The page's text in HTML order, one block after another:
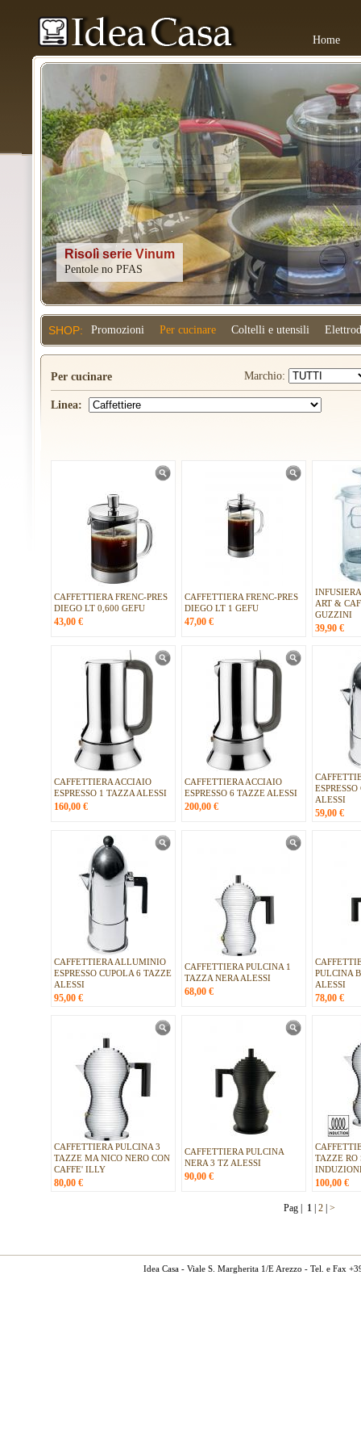
Home
Kitchenaid
SHOP: Promozioni Per cucinare Coltelli e utensili
Per cucinare Marchio:
Linea:
CAFFETTIERA FRENC-PRES
DIEGO LT 0,600 GEFU
43,00 €
CAFFETTIERA FRENC-PRES
DIEGO LT 1 GEFU
47,00 €
ART &
GUZZINI
39,90 €
CAFFETTIERA ACCIAIO
ESPRESSO 1 TAZZA ALESSI
160,00 €
CAFFETTIERA ACCIAIO
ESPRESSO 6 TAZZE ALESSI
200,00 €
ALESSI
59,00 €
CAFFETTIERA ALLUMINIO
ESPRESSO CUPOLA 6 TAZZE
ALESSI
95,00 €
CAFFETTIERA PULCINA 1
TAZZA NERA ALESSI
68,00 €
PULCINA
ALESSI
78,00 €
CAFFETTIERA PULCINA 3
TAZZE MA NICO NERO CON
CAFFE' ILLY
80,00 €
CAFFETTIERA PULCINA
NERA 3 TZ ALESSI
90,00 €
TAZZE RO
100,00 €
Pag | 1 2 >
Idea Casa - Viale S. Margherita 1/E Arezzo - Tel. e Fax